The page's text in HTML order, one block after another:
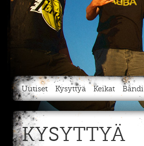
Uutiset Kysyttyä Keikat Bändi
KYSYTTYÄ